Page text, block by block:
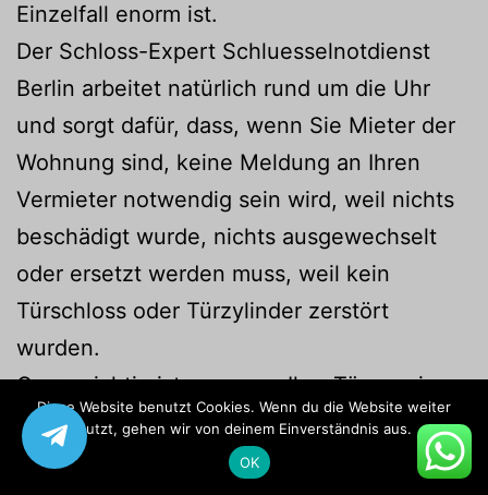
Einzelfall enorm ist.
Der Schloss-Expert Schluesselnotdienst
Berlin arbeitet natürlich rund um die Uhr
und sorgt dafür, dass, wenn Sie Mieter der
Wohnung sind, keine Meldung an Ihren
Vermieter notwendig sein wird, weil nichts
beschädigt wurde, nichts ausgewechselt
oder ersetzt werden muss, weil kein
Türschloss oder Türzylinder zerstört
wurden.
Ganz wichtig ist es, wenn Ihre Tür zu einer
Schließanlage gehört. In vielen Fällen bleibt
nach dem Einsatz unseres
Diese Website benutzt Cookies. Wenn du die Website weiter
nutzt, gehen wir von deinem Einverständnis aus.
OK